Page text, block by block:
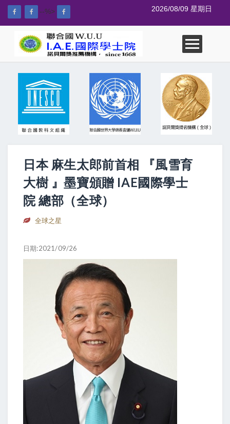
--%> 2026/08/09 星期日
日本 麻生太郎前首相 『風雪育
大樹 』墨寶頒贈 IAE國際學士
院 總部（全球）
全球之星
日期:2021/09/26